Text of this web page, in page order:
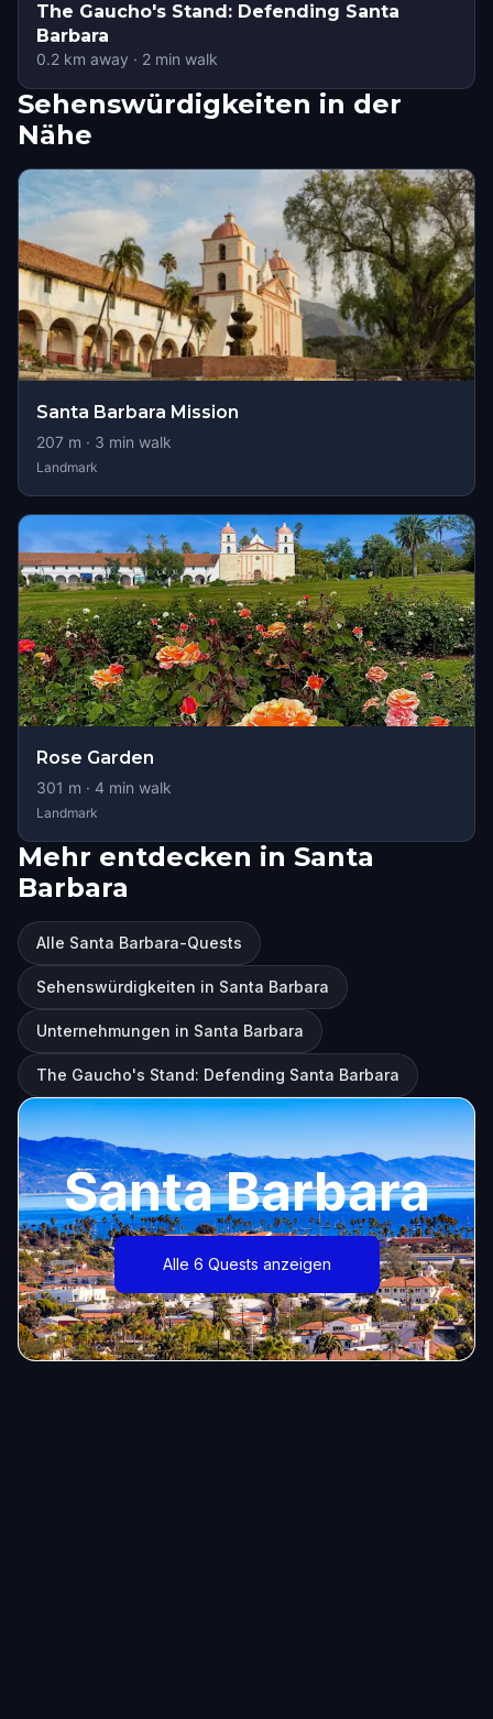
The Gaucho's Stand: Defending Santa
Barbara
0.2 km away · 2 min walk
Sehenswürdigkeiten in der
Nähe
Santa Barbara Mission
207 m · 3 min walk
Landmark
Rose Garden
301 m · 4 min walk
Landmark
Mehr entdecken in Santa
Barbara
Alle Santa Barbara-Quests
Sehenswürdigkeiten in Santa Barbara
Unternehmungen in Santa Barbara
The Gaucho's Stand: Defending Santa Barbara
Santa Barbara
Alle 6 Quests anzeigen